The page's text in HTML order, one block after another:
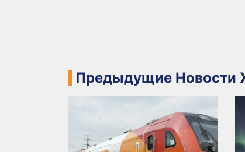
Предыдущие Новости